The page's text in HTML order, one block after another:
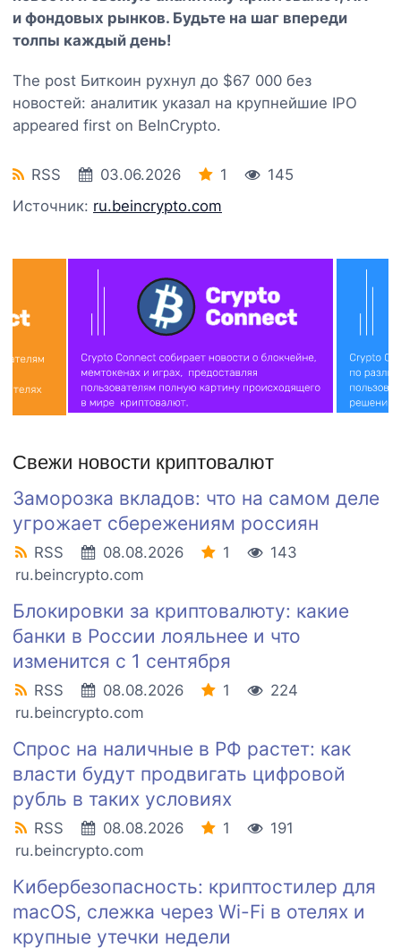
и фондовых рынков. Будьте на шаг впереди
толпы каждый день!
The post Биткоин рухнул до $67 000 без
новостей: аналитик указал на крупнейшие IPO
appeared first on BeInCrypto.
RSS 03.06.2026 1
145
Источник: ru.beincrypto.com
Свежи новости криптовалют
Заморозка вкладов: что на самом деле
угрожает сбережениям россиян
RSS 08.08.2026 1
143
ru.beincrypto.com
Блокировки за криптовалюту: какие
банки в России лояльнее и что
изменится с 1 сентября
RSS 08.08.2026 1
224
ru.beincrypto.com
Спрос на наличные в РФ растет: как
власти будут продвигать цифровой
рубль в таких условиях
RSS 08.08.2026 1
191
ru.beincrypto.com
Кибербезопасность: криптостилер для
macOS, слежка через Wi-Fi в отелях и
крупные утечки недели